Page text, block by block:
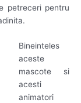
petreceri pentru
Bineinteles
aceste
mascote si
acesti
animatori